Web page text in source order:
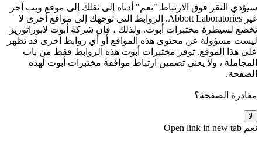
سيؤدي النقر فوق الارتباط "نعم" أدناه إلى نقلك إلى موقع ويب آخر
غير Abbott Laboratories. الروابط التي توجهك إلى مواقع أخرى لا
تخضع لسيطرة مختبرات أبوت. ولذلك ، فإن شركة أبوت لابوراتوريز
ليست مسؤولة عن محتوى هذه المواقع أو أي روابط أخرى قد تظهر
على هذا الموقع. توفر مختبرات أبوت هذه الروابط فقط من باب
المجاملة ، ولا يعني تضمين ارتباط موافقة مختبرات أبوت لهذه
الصفحة.
مغادرة الصفحة؟
لا
نعم Open link in new tab